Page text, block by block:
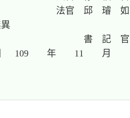
法官  邱  璿  如
書  記  官